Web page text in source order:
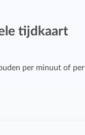
met bekende
met handige budget-
met bekende
tijdkaart
per minuut of per